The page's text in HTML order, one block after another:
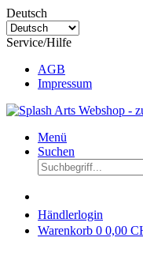
Deutsch
Service/Hilfe
AGB
Impressum
Menü
Suchen
Händlerlogin
Warenkorb 0 0,00